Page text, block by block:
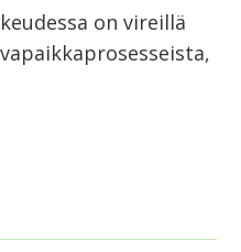
on vireillä